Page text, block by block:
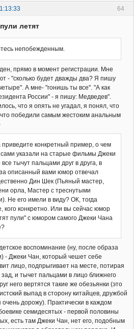
64
летят
непобежденным.
прямо в момент регистрации. Мне
- "сколько будет дважды два? Я пишу
А мне- "гонишь ты все". "А как
России" - я пишу: Медведев".
что я опять не угадал, я понял, что
победили самым жестоким анальным
приведите конкретный пример, о чем
указали на старые фильмы Джеки
все тычут пальцами друг в друга, в
описанный вами юмор отвечал
Дин Шек (Пьяный мастер,
орла, Мастер с треснутыми
Не его имели в виду? ОК, тогда
кого конкретно. Или вы сейчас юмор
пули" с юмором самого Джеки Чана
воспоминание (ну, после образа
- Джеки Чан, который чешет себе
лицо, подпрыгивает на месте, потирая
и тычет пальцами в лицо ближнего
него вертятся такие же обезьянки (это
выпад в сторону китайцев, дружбой
очень дорожу). Практически в каждом
семидесятых - первой половины
есть там Джеки Чан, нет его, подобным